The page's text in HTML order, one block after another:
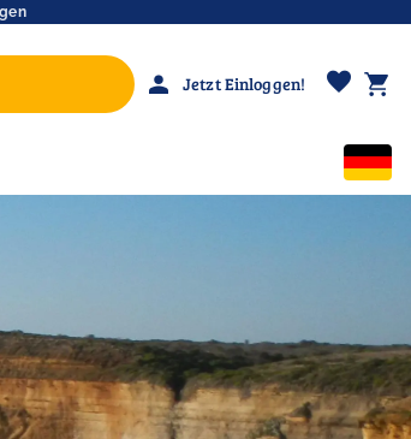
person Jetzt Einloggen! favorite shopping_cart